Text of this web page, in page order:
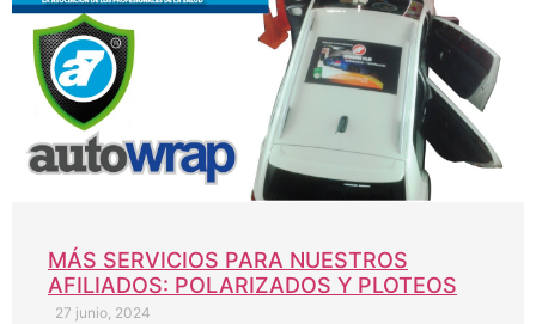
MÁS SERVICIOS PARA NUESTROS
AFILIADOS: POLARIZADOS Y PLOTEOS
27 junio, 2024